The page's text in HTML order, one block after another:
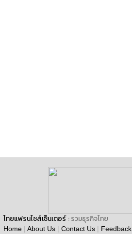
ไทยแฟรนไชส์เซ็นเตอร์ : รวมธุรกิจไทย
Home | About Us | Contact Us | Feedback